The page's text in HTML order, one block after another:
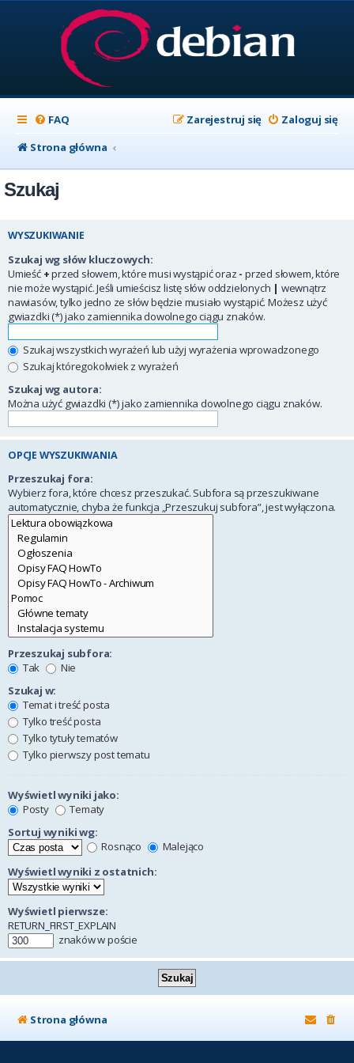
FAQ Zaloguj się
Zarejestruj się
Strona główna
Szukaj
WYSZUKIWANIE
Szukaj wg słów kluczowych:
Umieść +przed słowem, które musi wystąpić oraz - przed słowem, które
nie może wystąpić. Jeśli umieścisz listę słów oddzielonych | wewnątrz
nawiasów, tylko jedno ze słów będzie musiało wystąpić. Możesz użyć
gwiazdki (*) jako zamiennika dowolnego ciągu znaków.
Szukaj wszystkich wyrażeń lub użyj wyrażenia wprowadzonego
Szukaj któregokolwiek z wyrażeń
Szukaj wg autora:
Można użyć gwiazdki (*) jako zamiennika dowolnego ciągu znaków.
OPCJE WYSZUKIWANIA
Przeszukaj fora:
Wybierz fora, które chcesz przeszukać. Subfora są przeszukiwane
automatycznie, chyba że funkcja „Przeszukuj subfora”, jest wyłączona.
Przeszukaj subfora:
Tak
Nie
Szukaj w:
Temat i treść posta
Tylko treść posta
Tylko tytuły tematów
Tylko pierwszy post tematu
Wyświetl wyniki jako:
Posty
Tematy
Sortuj wyniki wg:
Rosnąco
Malejąco
Wyświetl wyniki z ostatnich:
Wyświetl pierwsze:
RETURN_FIRST_EXPLAIN
znaków w poście
Strona główna